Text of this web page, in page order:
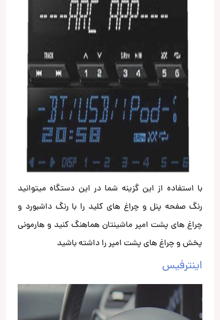
با استفاده از این گزینه شما در این دستگاه میتوانید
رنگ صفحه پنل و چراغ های کلید را با رنگ داشبورد و
چراغ های پشت امپر ماشینتان هماهنگ کنید و هارمونی
پخش و چراغ های پشت امپر را داشته باشید
اینترفیس